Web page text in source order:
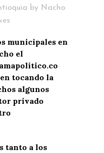
by Nacho
municipales en
el
tocando la
algunos
privado
tanto a los